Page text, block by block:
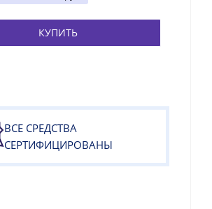
КУПИТЬ
ВСЕ СРЕДСТВА
СЕРТИФИЦИРОВАНЫ